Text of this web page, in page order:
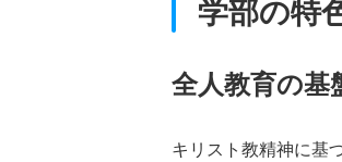
学部の特
全人教育の基
キリスト教精神に基